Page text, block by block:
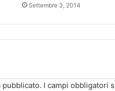
Settembre 3, 2014
pubblicato. I campi obbligatori